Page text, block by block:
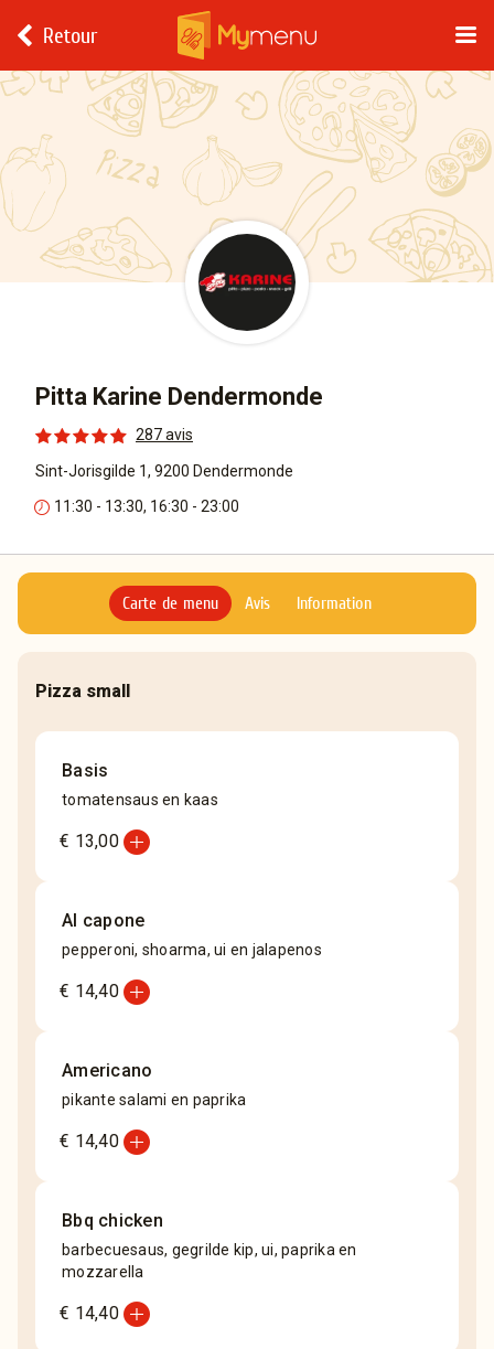
Retour
Pitta Karine Dendermonde
287 avis
Sint-Jorisgilde 1, 9200 Dendermonde
11:30 - 13:30, 16:30 - 23:00
Carte de menu Avis Information
Pizza small
Basis
tomatensaus en kaas
€ 13,00add_circle
Al capone
pepperoni, shoarma, ui en jalapenos
€ 14,40add_circle
Americano
pikante salami en paprika
€ 14,40add_circle
Bbq chicken
barbecuesaus, gegrilde kip, ui, paprika en
mozzarella
€ 14,40add_circle